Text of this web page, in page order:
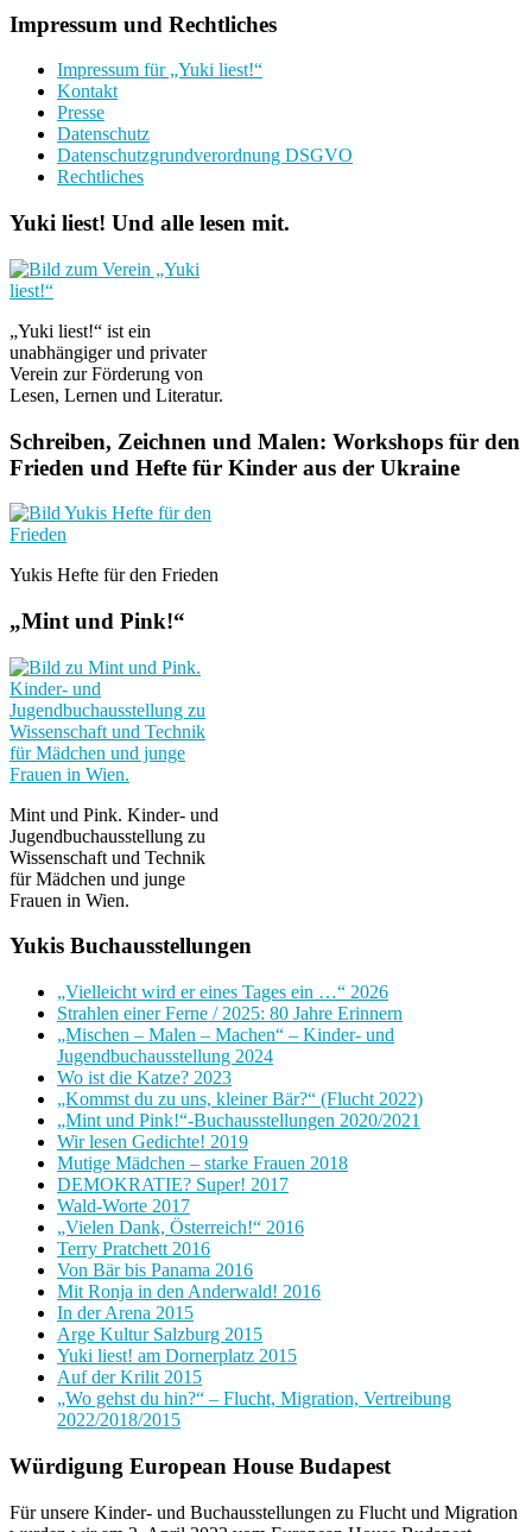
Impressum und Rechtliches
Impressum für „Yuki liest!“
Kontakt
Presse
Datenschutz
Datenschutzgrundverordnung DSGVO
Rechtliches
Yuki liest! Und alle lesen mit.
„Yuki liest!“ ist ein
unabhängiger und privater
Verein zur Förderung von
Lesen, Lernen und Literatur.
Schreiben, Zeichnen und Malen: Workshops für den
Frieden und Hefte für Kinder aus der Ukraine
Yukis Hefte für den Frieden
„Mint und Pink!“
Mint und Pink. Kinder- und
Jugendbuchausstellung zu
Wissenschaft und Technik
für Mädchen und junge
Frauen in Wien.
Yukis Buchausstellungen
„Vielleicht wird er eines Tages ein …“ 2026
Strahlen einer Ferne / 2025: 80 Jahre Erinnern
„Mischen – Malen – Machen“ – Kinder- und
Jugendbuchausstellung 2024
Wo ist die Katze? 2023
„Kommst du zu uns, kleiner Bär?“ (Flucht 2022)
„Mint und Pink!“-Buchausstellungen 2020/2021
Wir lesen Gedichte! 2019
Mutige Mädchen – starke Frauen 2018
DEMOKRATIE? Super! 2017
Wald-Worte 2017
„Vielen Dank, Österreich!“ 2016
Terry Pratchett 2016
Von Bär bis Panama 2016
Mit Ronja in den Anderwald! 2016
In der Arena 2015
Arge Kultur Salzburg 2015
Yuki liest! am Dornerplatz 2015
Auf der Krilit 2015
„Wo gehst du hin?“ – Flucht, Migration, Vertreibung
2022/2018/2015
Würdigung European House Budapest
Für unsere Kinder- und Buchausstellungen zu Flucht und Migration